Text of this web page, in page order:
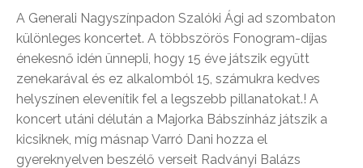
A Generali Nagyszínpadon Szalóki Ági ad szombaton
különleges koncertet. A többszörös Fonogram-díjas
énekesnő idén ünnepli, hogy 15 éve játszik együtt
zenekarával és ez alkalomból 15, számukra kedves
helyszínen elevenítik fel a legszebb pillanatokat.! A
koncert utáni délután a Majorka Bábszínház játszik a
kicsiknek, míg másnap Varró Dani hozza el
gyereknyelven beszélő verseit Radványi Balázs